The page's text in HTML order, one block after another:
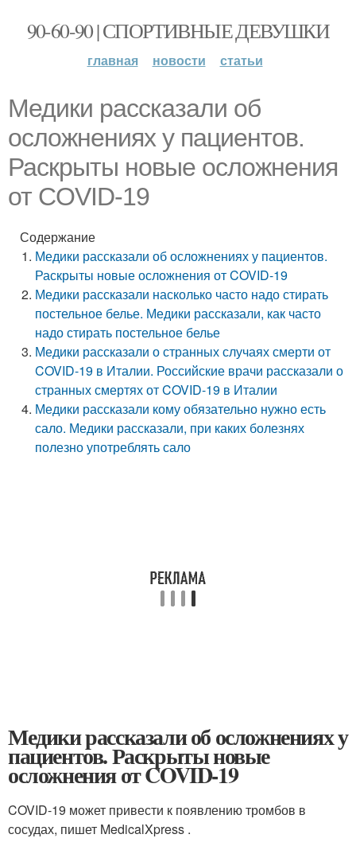
90-60-90 | СПОРТИВНЫЕ ДЕВУШКИ
главная новости статьи
Медики рассказали об
осложнениях у пациентов.
Раскрыты новые осложнения
от COVID-19
Содержание
Медики рассказали об осложнениях у пациентов.
Раскрыты новые осложнения от COVID-19
Медики рассказали насколько часто надо стирать
постельное белье. Медики рассказали, как часто
надо стирать постельное белье
Медики рассказали о странных случаях смерти от
COVID-19 в Италии. Российские врачи рассказали о
странных смертях от COVID-19 в Италии
Медики рассказали кому обязательно нужно есть
сало. Медики рассказали, при каких болезнях
полезно употреблять сало
Медики рассказали об осложнениях у
пациентов. Раскрыты новые
осложнения от COVID-19
COVID-19 может привести к появлению тромбов в
сосудах, пишет MedicalXpress .